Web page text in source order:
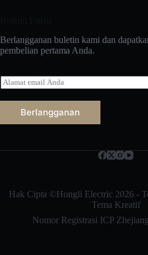
Berlangganan buletin kami dan
pembelian pertama Anda.
E
-
m
Berlangganan
Hak Cipta ©Hongli Electric 2026 -
Tema Kreatif
Nomor Registrasi ICP